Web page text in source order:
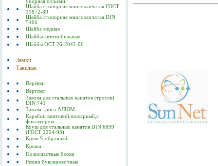
Шайба стопорная многолапчатая ГОСТ
11872-89
Шайба стопорная многолапчатая DIN
5406
Шайба медная
Шайбы автомобильные
Шайбы ОСТ 26-2042-96
Замки
Такелаж
Верёвки
Вертлюг
Зажим для стальных канатов (тросов)
DIN 741
Зажим троса АЛЮМ.
Карабин винтовой,пожарный,с
фиксатором
Коуш для стальных канатов DIN 6899
(ГОСТ 2224-93)
Крюк S-образный
Крюки
Полиспастные блоки
Ремни буксировочные